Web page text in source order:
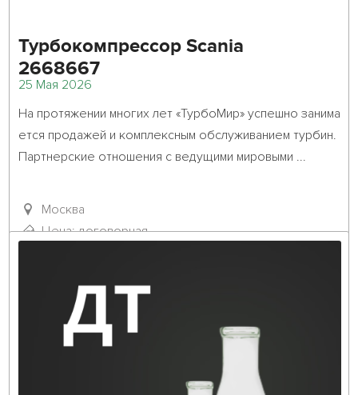
Турбокомпрессор Scania
2668667
25 Мая 2026
На протяжении многих лет «ТурбоМир» успешно занима
ется продажей и комплексным обслуживанием турбин.
Партнерские отношения с ведущими мировыми ...
Москва
Цена: договорная